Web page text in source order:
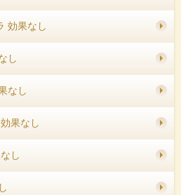
効果なし
し
なし
果なし
し